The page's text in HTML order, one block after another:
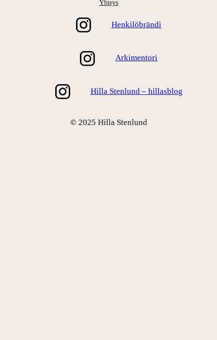
Yhteys
Henkilöbrändi
Arkimentori
Hilla Stenlund – hillasblog
© 2025 Hilla Stenlund